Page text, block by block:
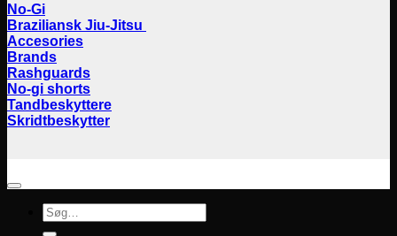
No-Gi
Braziliansk Jiu-Jitsu
Accesories
Brands
Rashguards
No-gi shorts
Tandbeskyttere
Skridtbeskytter
Søg
efter: